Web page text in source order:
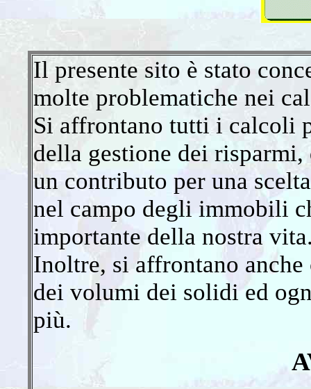
Il presente sito è stato
molte problematiche nei
Si affrontano tutti i calcoli
della gestione dei
un contributo per una
nel campo degli immobili
importante della nostra
Inoltre, si affrontano
dei volumi dei solidi ed
più.